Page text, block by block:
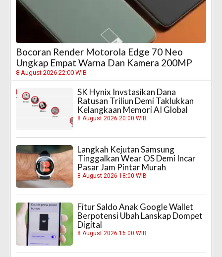
Bocoran Render Motorola Edge 70 Neo
Ungkap Empat Warna Dan Kamera 200MP
8 August 2026 22:00 WIB
SK Hynix Invstasikan Dana
Ratusan Triliun Demi Taklukkan
Kelangkaan Memori AI Global
8 August 2026 20:00 WIB
Langkah Kejutan Samsung
Tinggalkan Wear OS Demi Incar
Pasar Jam Pintar Murah
8 August 2026 18:00 WIB
Fitur Saldo Anak Google Wallet
Berpotensi Ubah Lanskap Dompet
Digital
8 August 2026 16:00 WIB